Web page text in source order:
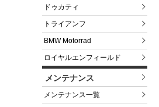
ドゥカティ
トライアンフ
BMW Motorrad
ロイヤルエンフィールド
メンテナンス
メンテナンス一覧